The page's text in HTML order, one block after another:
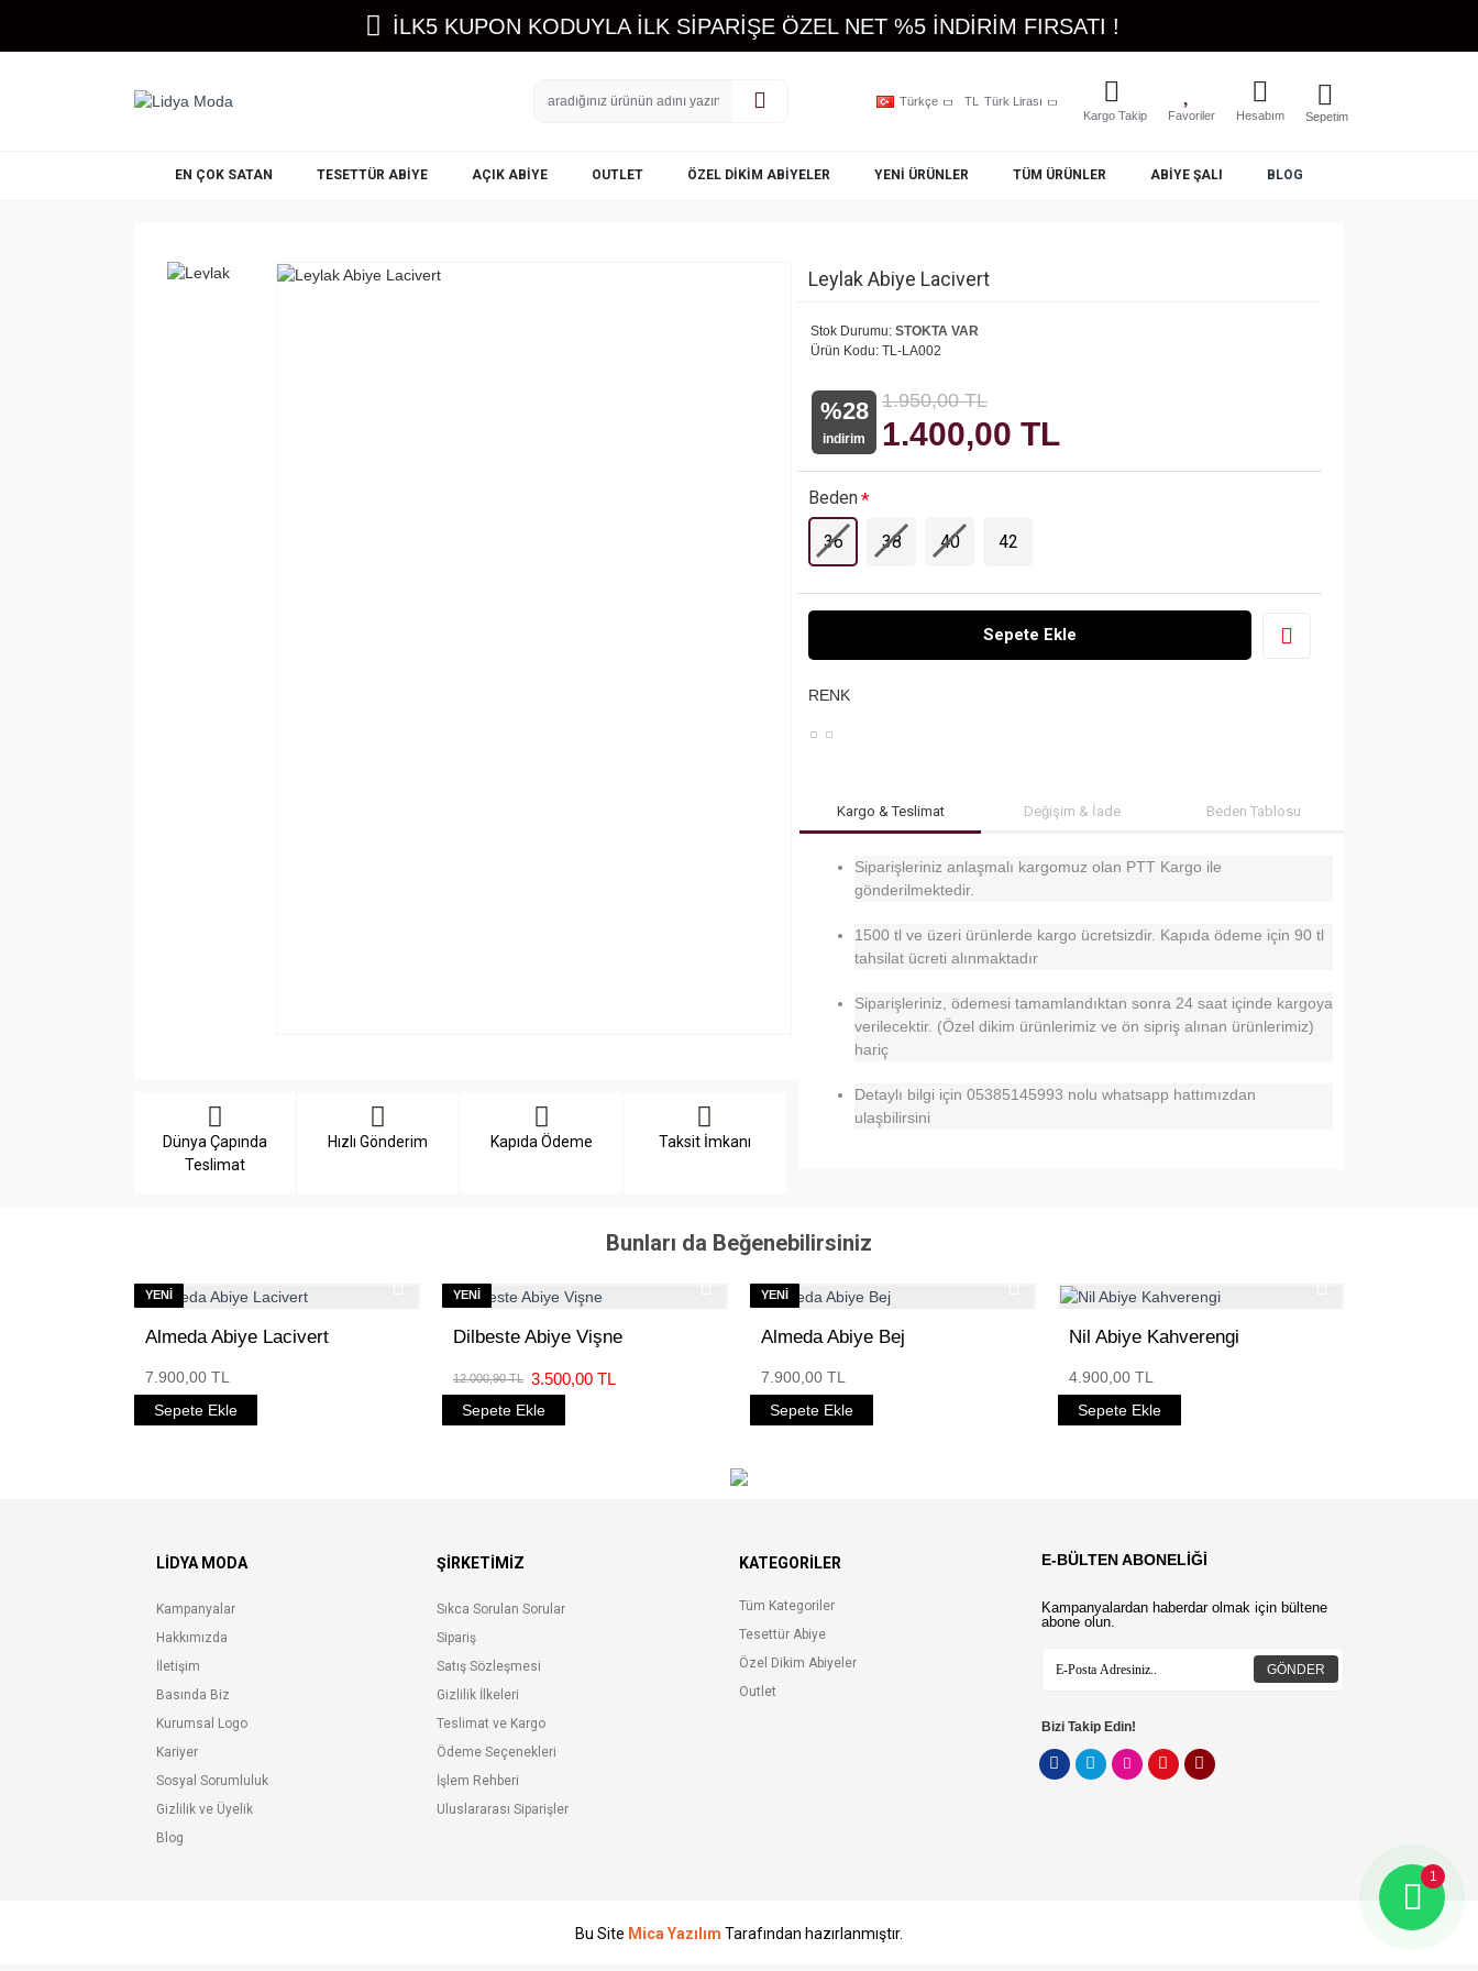
İLK5 KUPON KODUYLA İLK SİPARİŞE ÖZEL NET %5 İNDİRİM FIRSATI !
Türkçe TL
Türk Lirası
Kargo Takip
Favoriler Hesabım Sepetim
EN ÇOK SATAN TESETTÜR ABIYE AÇIK ABIYE OUTLET ÖZEL DIKIM ABIYELER YENI ÜRÜNLER TÜM ÜRÜNLER ABIYE ŞALI BLOG
Leylak Abiye Lacivert
Stok Durumu: STOKTA VAR
Ürün Kodu: TL-LA002
%28
indirim 1.400,00 TL
1.950,00 TL
Beden
36 38 40 42
Sepete Ekle
RENK
Kargo & Teslimat Değişim & İade Beden Tablosu
Siparişleriniz anlaşmalı kargomuz olan PTT Kargo ile
gönderilmektedir.
1500 tl ve üzeri ürünlerde kargo ücretsizdir. Kapıda ödeme için 90 tl
tahsilat ücreti alınmaktadır
Siparişleriniz, ödemesi tamamlandıktan sonra 24 saat içinde kargoya
verilecektir. (Özel dikim ürünlerimiz ve ön sipriş alınan ürünlerimiz)
hariç
Detaylı bilgi için 05385145993 nolu whatsapp hattımızdan
ulaşbilirsini
Dünya Çapında
Teslimat
Hızlı Gönderim Kapıda Ödeme Taksit İmkanı
Bunları da Beğenebilirsiniz
YENI
Almeda Abiye Lacivert
7.900,00 TL
Sepete Ekle
YENI
Dilbeste Abiye Vişne
3.500,00 TL
12.000,90 TL
Sepete Ekle
YENI
Almeda Abiye Bej
7.900,00 TL
Sepete Ekle
Nil Abiye Kahverengi
4.900,00 TL
Sepete Ekle
LIDYA MODA
Kampanyalar
Hakkımızda
İletişim
Basında Biz
Kurumsal Logo
Kariyer
Sosyal Sorumluluk
Gizlilik ve Üyelik
Blog
ŞİRKETİMİZ
Sıkca Sorulan Sorular
Sipariş
Satış Sözleşmesi
Gizlilik İlkeleri
Teslimat ve Kargo
Ödeme Seçenekleri
İşlem Rehberi
Uluslararası Siparişler
KATEGORILER
Tüm Kategoriler
Tesettür Abiye
Özel Dikim Abiyeler
Outlet
E-BÜLTEN ABONELİĞİ
Kampanyalardan haberdar olmak için bültene
abone olun.
GÖNDER
Bizi Takip Edin!
Bu Site Mica Yazılım Tarafından hazırlanmıştır.
1